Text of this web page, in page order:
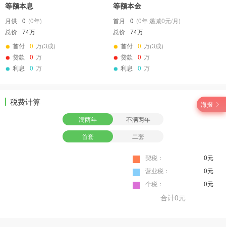
海报
等额本息
月供 0 (0年)
总价 74万
首付 0 万(3成)
贷款
0 万
利息
0 万
等额本金
首月 0 (0年 递减0元/月)
总价 74万
首付 0 万(3成)
贷款
0 万
利息
0 万
税费计算
满两年
不满两年
首套
二套
0元
契税：
0元
营业税：
0元
个税：
合计0元